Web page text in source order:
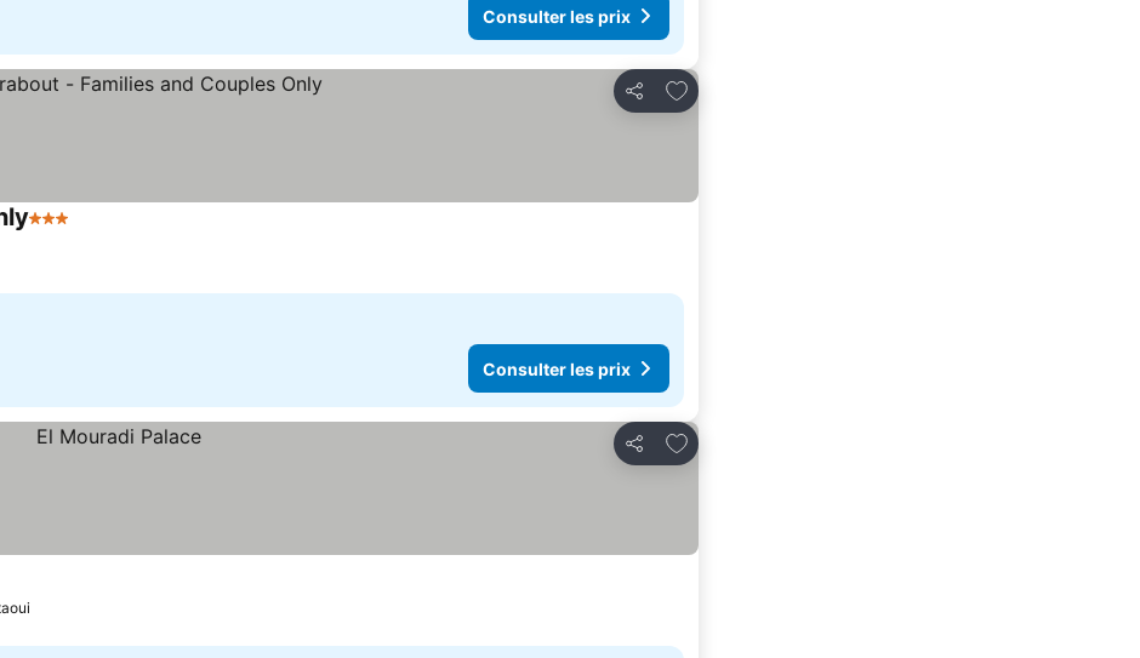
Consulter les prix
Partager
Ajouter à mes favoris
3 Étoiles
Consulter les prix
Partager
Ajouter à mes favoris